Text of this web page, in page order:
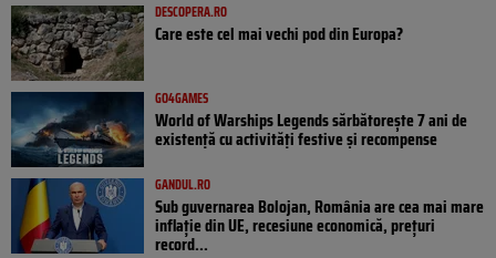
DESCOPERA.RO
Care este cel mai vechi pod din Europa?
GO4GAMES
World of Warships Legends sărbătorește 7 ani de
existență cu activități festive și recompense
GANDUL.RO
Sub guvernarea Bolojan, România are cea mai mare
inflație din UE, recesiune economică, prețuri
record...